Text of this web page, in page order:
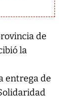
de
la
entrega de